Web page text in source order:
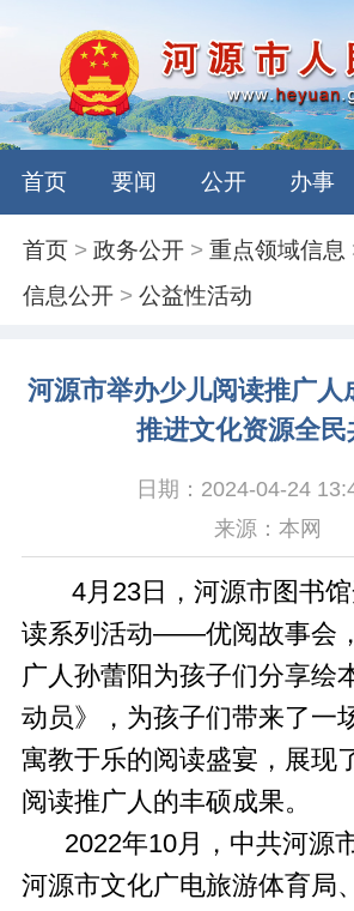
首页 要闻 公开 办事
首页 >政务公开 >重点领域信息
信息公开 >公益性活动
河源市举办少儿阅读推广人
推进文化资源全民
日期：2024-04-24
来源：本网
4月23日，河源市图书馆
读系列活动——优阅故事会
广人孙蕾阳为孩子们分享绘
动员》，为孩子们带来了一
寓教于乐的阅读盛宴，展现
阅读推广人的丰硕成果。
2022年10月，中共河源市
河源市文化广电旅游体育局